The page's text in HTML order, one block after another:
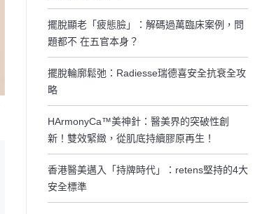
擺脫顯老「疲態臉」：解碼過萬臨床案例，問
題都不 在五官本身？
擺脫輪廓鬆弛：Radiesse瑞德喜安全抗衰全攻
略
HArmonyCa™️美神針：醫美界的突破性創
新！雙效緊緻，從肌底持續膠原再生！
香港醫美邁入「持牌時代」：retens堅持的4大
安全標準